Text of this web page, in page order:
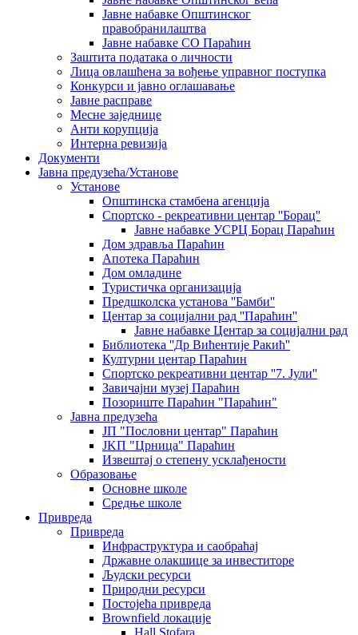
Јавне набавке Општинског
правобранилаштва
Јавне набавке СО Параћин
Заштита података о личности
Лица овлашћена за вођење управног поступка
Конкурси и јавно оглашавање
Јавне расправе
Месне заједнице
Анти корупција
Интерна ревизија
Документи
Јавна предузећа/Установе
Установе
Општинскa стамбенa агенцијa
Спортско - рекреативни центар ''Борац''
Јавне набавке УСРЦ Борац Параћин
Дом здравља Параћин
Апотека Параћин
Дом омладине
Туристичка организација
Предшколска установа ''Бамби''
Центар за социјални рад ''Параћин''
Јавне набавке Центар за социјални рад
Библиотека ''Др Вићентије Ракић''
Културни центар Параћин
Спортско рекреативни центар ''7. Јули''
Завичајни музеј Параћин
Позориште Параћин "Параћин"
Јавна предузећа
ЈП "Пословни центар" Параћин
ЈKП "Црница" Параћин
Извештај о степену усклађености
Образовање
Основне школе
Средње школе
Привреда
Привреда
Инфраструктура и саобраћај
Државне олакшице за инвеститоре
Људски ресурси
Природни ресурси
Постојећа привреда
Brownfield локације
Hall Stofara